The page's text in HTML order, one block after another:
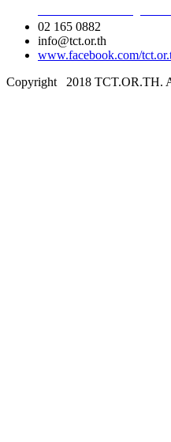
02 165 0882
info@tct.or.th
www.facebook.com/
Copyright
2018 TCT.OR.TH.